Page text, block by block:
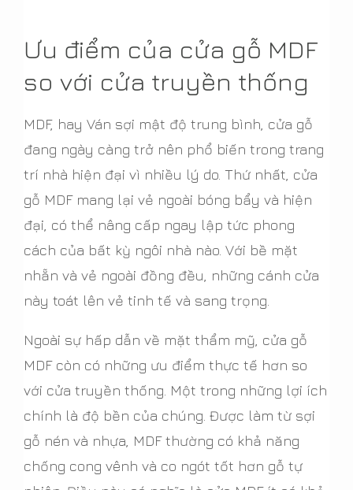
Ưu điểm của cửa gỗ MDF
so với cửa truyền thống
MDF, hay Ván sợi mật độ trung bình, cửa gỗ
đang ngày càng trở nên phổ biến trong trang
trí nhà hiện đại vì nhiều lý do. Thứ nhất, cửa
gỗ MDF mang lại vẻ ngoài bóng bẩy và hiện
đại, có thể nâng cấp ngay lập tức phong
cách của bất kỳ ngôi nhà nào. Với bề mặt
nhẵn và vẻ ngoài đồng đều, những cánh cửa
này toát lên vẻ tinh tế và sang trọng.
Ngoài sự hấp dẫn về mặt thẩm mỹ, cửa gỗ
MDF còn có những ưu điểm thực tế hơn so
với cửa truyền thống. Một trong những lợi ích
chính là độ bền của chúng. Được làm từ sợi
gỗ nén và nhựa, MDF thường có khả năng
chống cong vênh và co ngót tốt hơn gỗ tự